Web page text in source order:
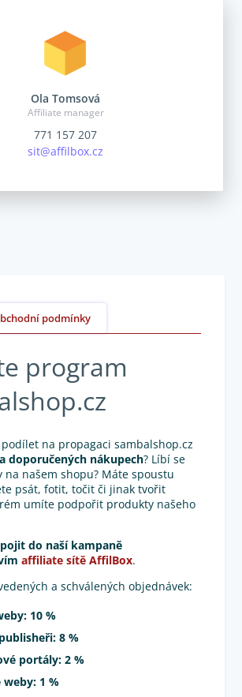
Ola Tomsová
Affiliate manager
771 157 207
sit@affilbox.cz
podmínky
program
na propagaci sambalshop.cz
doporučených nákupech? Líbí se
na našem shopu? Máte spoustu
psát, fotit, točit či jinak tvořit
umíte podpořit produkty našeho
do naší kampaně
affiliate sítě AffilBox.
a schválených objednávek:
10 %
8 %
portály: 2 %
1 %